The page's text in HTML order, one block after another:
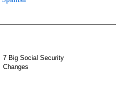
TO RECEIVE NOTIFICATIONS ABOUT